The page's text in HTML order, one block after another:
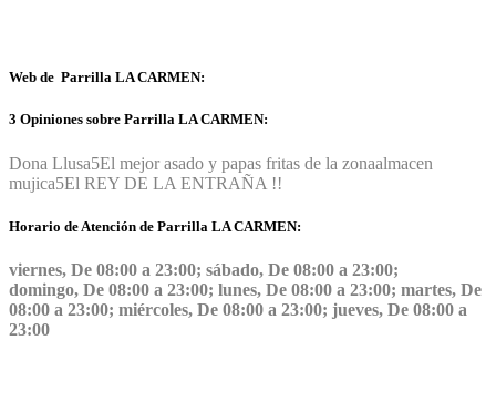
Web de Parrilla LA CARMEN:
3 Opiniones sobre Parrilla LA CARMEN:
Dona Llusa5El mejor asado y papas fritas de la zonaalmacen
mujica5El REY DE LA ENTRAÑA !!
Horario de Atención de Parrilla LA CARMEN:
viernes, De 08:00 a 23:00; sábado, De 08:00 a 23:00;
domingo, De 08:00 a 23:00; lunes, De 08:00 a 23:00; martes, De
08:00 a 23:00; miércoles, De 08:00 a 23:00; jueves, De 08:00 a
23:00